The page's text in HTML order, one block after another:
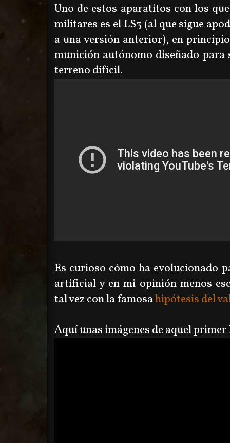
Uno de estos aparatitos con los
militares es el LS3 (al que sigue
a una versión anterior), en
munición autónomo diseñado
terreno difícil.
Es curioso cómo ha evolucionado
artificial y en mi opinión menos
tal vez con la famosahipótesis del
Aquí unas imágenes de aquel primer